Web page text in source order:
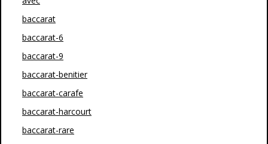
baccarat
baccarat-6
baccarat-9
baccarat-benitier
baccarat-carafe
baccarat-harcourt
baccarat-rare